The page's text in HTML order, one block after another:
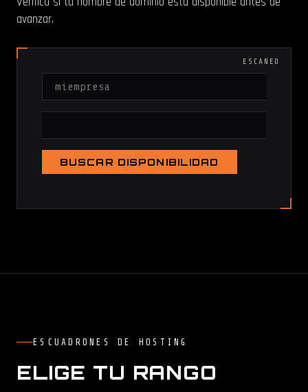
avanzar.
ESCANEO
BUSCAR DISPONIBILIDAD
ESCUADRONES DE HOSTING
ELIGE TU RANGO